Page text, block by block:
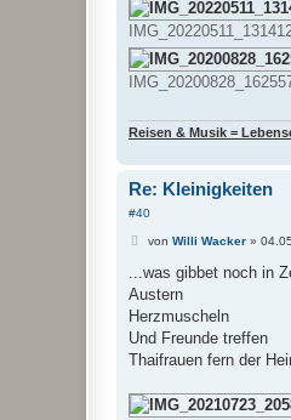
Reisen & Musik =
Re: Kleinigkeiten
#40
B
i
r
a
von Willi Wacker»
...was gibbet noch in
Austern
Herzmuscheln
Und Freunde treffen
Thaifrauen fern der